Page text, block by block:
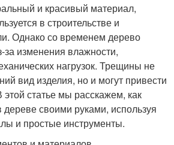
и красивый материал,
в строительстве и
Однако со временем дерево
за изменения влажности,
нагрузок. Трещины не
вид изделия, но и могут привести
статье мы расскажем, как
своими руками, используя
и простые инструменты.